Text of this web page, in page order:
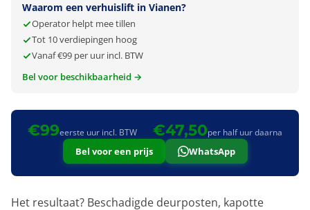
Waarom een verhuislift in Vianen?
Operator helpt mee tillen
Tot 10 verdiepingen hoog
Vanaf €99 per uur incl. BTW
Bel voor beschikbaarheid →
€99eerste uur incl. BTW €47,50per half uur daarna
Bel voor een prijs WhatsApp
Het resultaat? Beschadigde deurposten, kapotte